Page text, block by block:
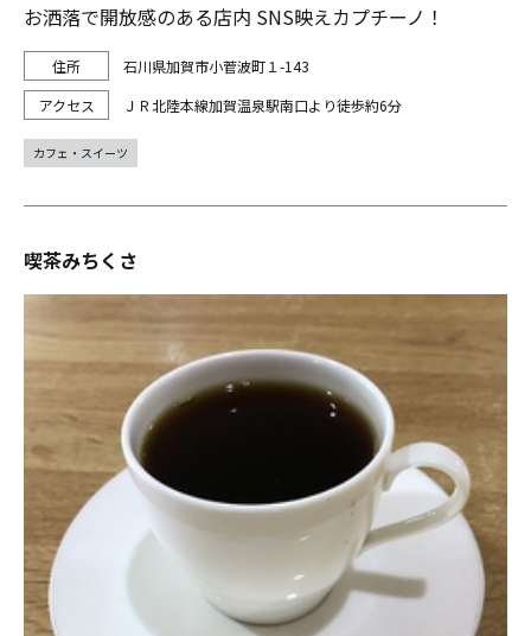
お洒落で開放感のある店内 SNS映えカプチーノ！
石川県加賀市小菅波町１-143
ＪＲ北陸本線加賀温泉駅南口より徒歩約6分
カフェ・スイーツ
喫茶みちくさ